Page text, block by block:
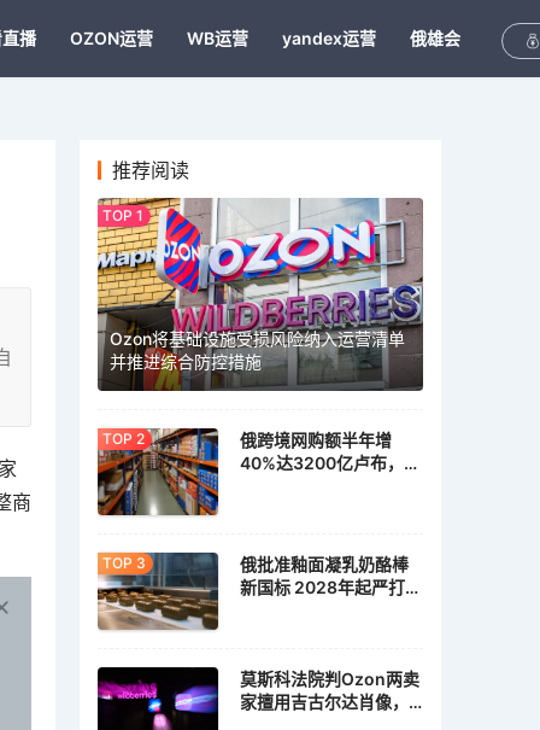
播 OZON运营 WB运营 yandex运营 俄雄会
商
推荐阅读
Ozon将基础设施受损风险纳入运营清单
并推进综合防控措施
俄跨境网购额半年增
40%达3200亿卢布，家
俄批准釉面凝乳奶酪棒
新国标 2028年起严打植
莫斯科法院判Ozon两卖
家擅用吉古尔达肖像，